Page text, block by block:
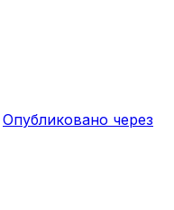
Опубликовано через